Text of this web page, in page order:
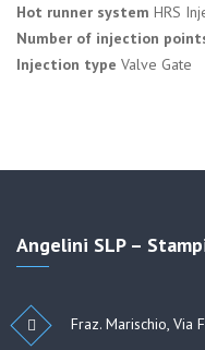
Hot runner system HRS
Number of injection
Injection type Valve Gate
Angelini SLP –
Fraz. Marischio, Via